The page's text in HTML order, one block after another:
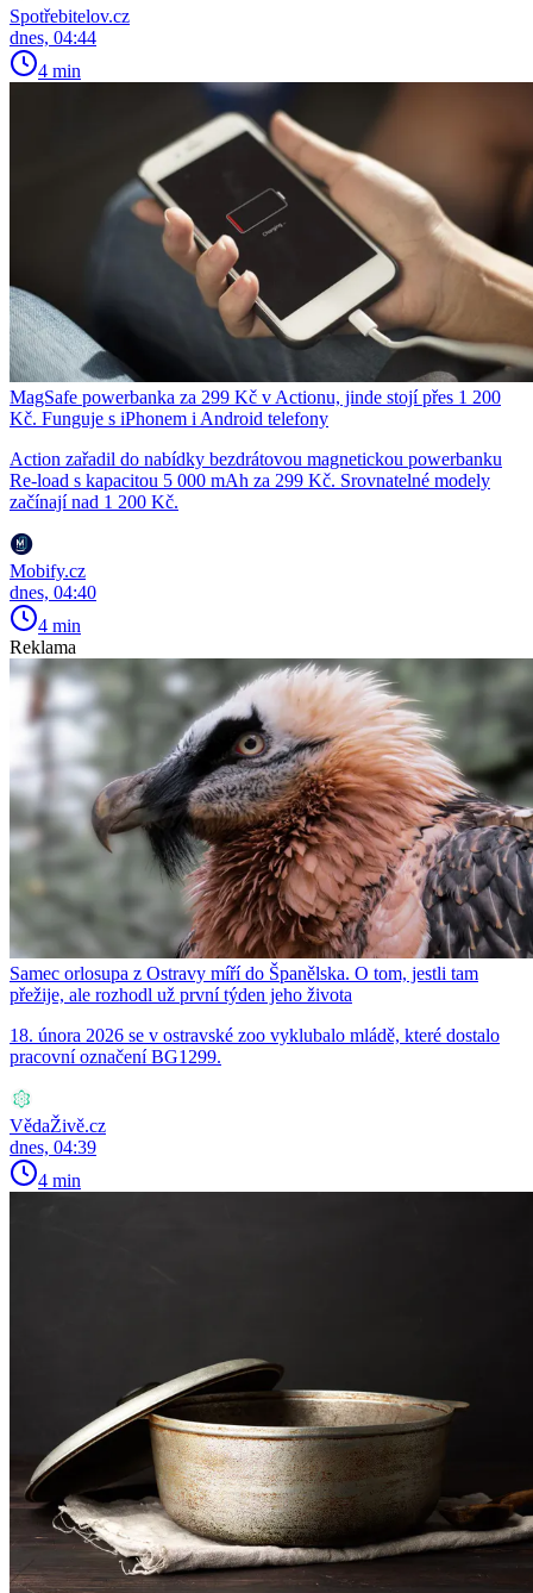
Spotřebitelov.cz
dnes, 04:44
4 min
MagSafe powerbanka za 299 Kč v Actionu, jinde stojí přes 1 200
Kč. Funguje s iPhonem i Android telefony
Action zařadil do nabídky bezdrátovou magnetickou powerbanku
Re-load s kapacitou 5 000 mAh za 299 Kč. Srovnatelné modely
začínají nad 1 200 Kč.
Mobify.cz
dnes, 04:40
4 min
Reklama
Samec orlosupa z Ostravy míří do Španělska. O tom, jestli tam
přežije, ale rozhodl už první týden jeho života
18. února 2026 se v ostravské zoo vyklubalo mládě, které dostalo
pracovní označení BG1299.
VědaŽivě.cz
dnes, 04:39
4 min